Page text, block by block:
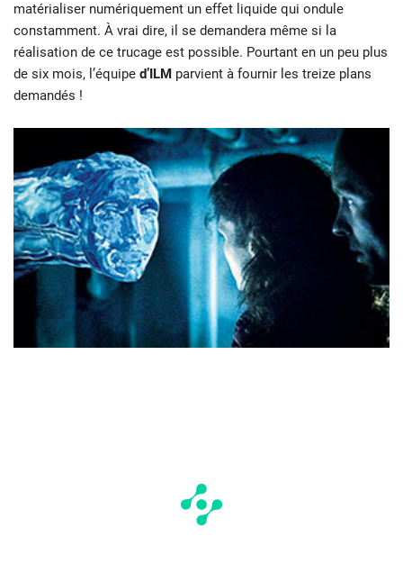
matérialiser numériquement un effet liquide qui ondule
constamment. À vrai dire, il se demandera même si la
réalisation de ce trucage est possible. Pourtant en un peu plus
de six mois, l’équipe d’ILM parvient à fournir les treize plans
demandés !